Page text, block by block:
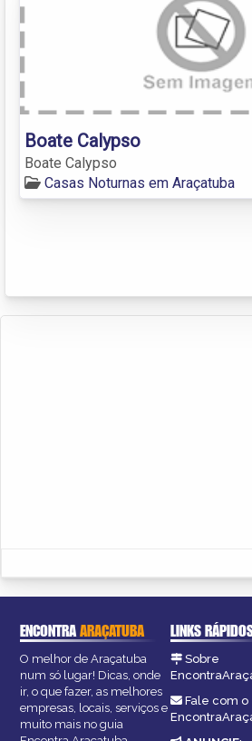
Boate Calypso
Boate Calypso
Casas Noturnas em Araçatuba
ENCONTRAARAÇATUBA
O melhor de Araçatuba
num só lugar! Dicas, onde
ir, o que fazer, as melhores
empresas, locais, serviços e
muito mais no guia
LINKS
Sobre
Fale com o